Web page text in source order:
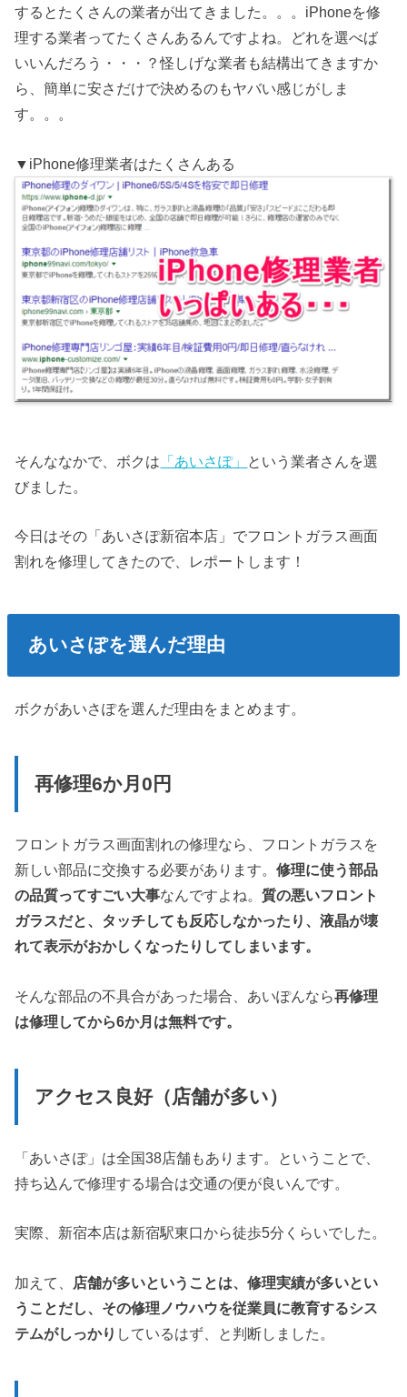
するとたくさんの業者が出てきました。。。iPhoneを修
理する業者ってたくさんあるんですよね。どれを選べば
いいんだろう・・・？怪しげな業者も結構出てきますか
ら、簡単に安さだけで決めるのもヤバい感じがしま
す。。。
▼iPhone修理業者はたくさんある
そんななかで、ボクは 「あいさぽ」 という業者さんを選
びました。
今日はその「あいさぽ新宿本店」でフロントガラス画面
割れを修理してきたので、レポートします！
あいさぽを選んだ理由
ボクがあいさぽを選んだ理由をまとめます。
再修理6か月0円
フロントガラス画面割れの修理なら、フロントガラスを
新しい部品に交換する必要があります。修理に使う部品
の品質ってすごい大事なんですよね。質の悪いフロント
ガラスだと、タッチしても反応しなかったり、液晶が壊
れて表示がおかしくなったりしてしまいます。
そんな部品の不具合があった場合、あいぽんなら再修理
は修理してから6か月は無料です。
アクセス良好（店舗が多い）
「あいさぽ」は全国38店舗もあります。ということで、
持ち込んで修理する場合は交通の便が良いんです。
実際、新宿本店は新宿駅東口から徒歩5分くらいでした。
加えて、 店舗が多いということは、修理実績が多いとい
うことだし、その修理ノウハウを従業員に教育するシス
テムがしっかり しているはず、と判断しました。